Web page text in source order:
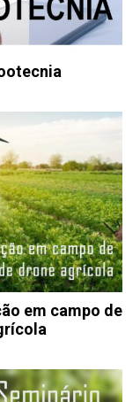
em campo de